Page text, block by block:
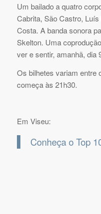
Um bailado a quatro
Cabrita, São Castro,
Costa. A banda sonora
Skelton. Uma
ver e sentir, amanhã, dia
Os bilhetes variam entre
começa às 21h30.
Em Viseu:
Conheça o Top